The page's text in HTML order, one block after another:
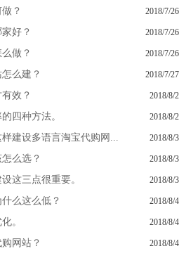
？ 2018/7/26
好？ 2018/7/26
做？ 2018/7/26
么建？ 2018/7/27
效？ 2018/8/2
四种方法。 2018/8/2
建设多语言淘宝代购网... 2018/8/3
么选？ 2018/8/3
这三点很重要。 2018/8/3
么这么低？ 2018/8/4
。 2018/8/4
网站？ 2018/8/4